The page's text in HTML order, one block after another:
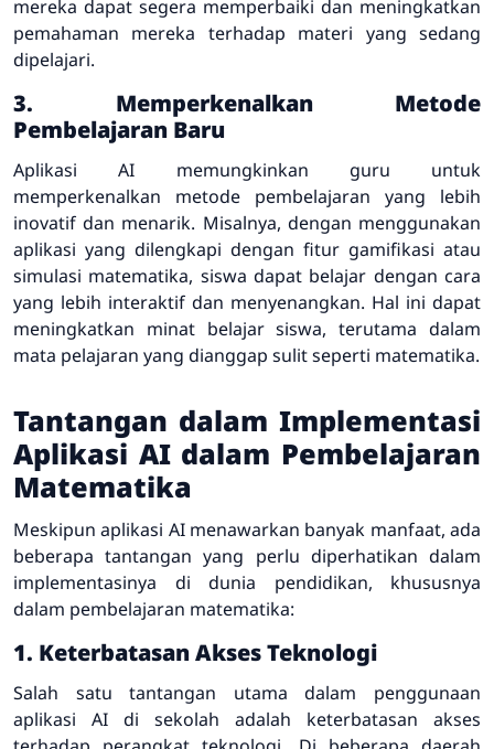
mereka dapat segera memperbaiki dan meningkatkan
pemahaman mereka terhadap materi yang sedang
dipelajari.
3. Memperkenalkan Metode
Pembelajaran Baru
Aplikasi AI memungkinkan guru untuk
memperkenalkan metode pembelajaran yang lebih
inovatif dan menarik. Misalnya, dengan menggunakan
aplikasi yang dilengkapi dengan fitur gamifikasi atau
simulasi matematika, siswa dapat belajar dengan cara
yang lebih interaktif dan menyenangkan. Hal ini dapat
meningkatkan minat belajar siswa, terutama dalam
mata pelajaran yang dianggap sulit seperti matematika.
Tantangan dalam Implementasi
Aplikasi AI dalam Pembelajaran
Matematika
Meskipun aplikasi AI menawarkan banyak manfaat, ada
beberapa tantangan yang perlu diperhatikan dalam
implementasinya di dunia pendidikan, khususnya
dalam pembelajaran matematika:
1. Keterbatasan Akses Teknologi
Salah satu tantangan utama dalam penggunaan
aplikasi AI di sekolah adalah keterbatasan akses